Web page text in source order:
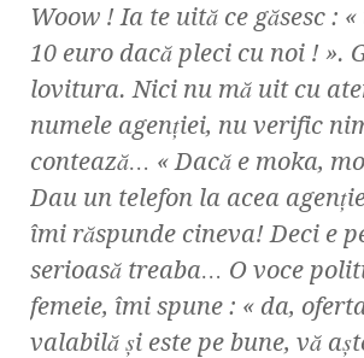
Woow ! Ia te uită ce găsesc :
10 euro dacă pleci cu noi ! ».
lovitura. Nici nu mă uit cu
numele agenţiei, nu verific
contează… « Dacă e moka,
Dau un telefon la acea
îmi răspunde cineva! Deci e
serioasă treaba… O voce
femeie, îmi spune : « da,
valabilă şi este pe bune, vă